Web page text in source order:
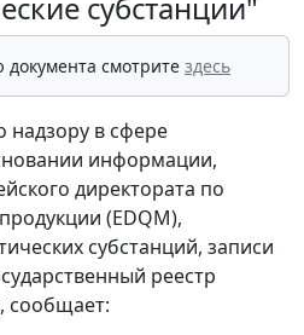
субстанции"
смотрите здесь
надзору в сфере
информации,
директората по
(EDQM),
субстанций, записи
реестр
сообщает: